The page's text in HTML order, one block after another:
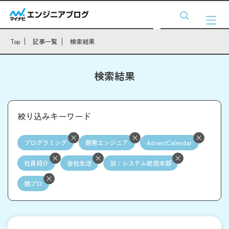
Top 記事一覧 検索結果
検索結果
絞り込みキーワード
プログラミング 開発エンジニア AdventCalendar
社員紹介 会社生活 旧：システム統括本部
競プロ